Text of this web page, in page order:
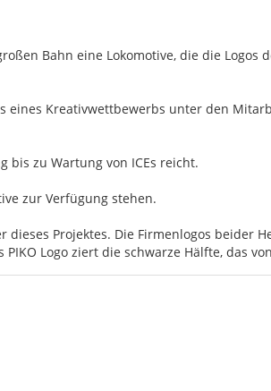
Bahn eine Lokomotive, die die Logos
eines Kreativwettbewerbs unter den
bis zu Wartung von ICEs reicht.
zur Verfügung stehen.
Projektes. Die Firmenlogos beider
Logo ziert die schwarze Hälfte, das